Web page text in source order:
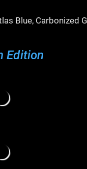
Blue, Carbonized
Edition